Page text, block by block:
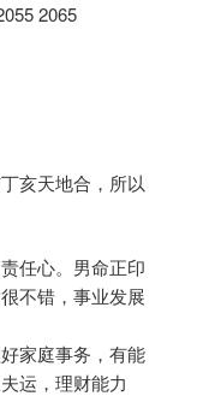
2065
亥天地合，所以
任心。男命正印
不错，事业发展
家庭事务，有能
运，理财能力